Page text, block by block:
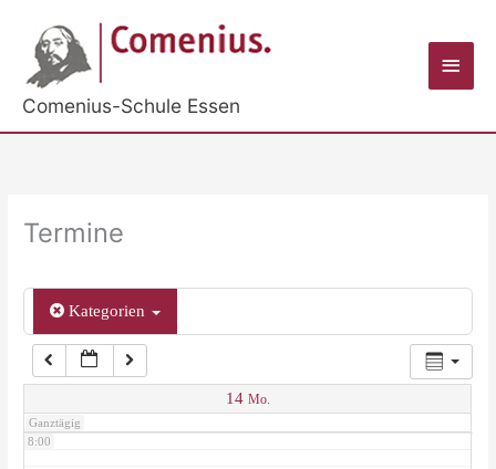
springen
Comenius-Schule Essen
Termine
Kategorien
14 Mo.
Ganztägig
2:00
3:00
5:00
6:00
7:00
8:00